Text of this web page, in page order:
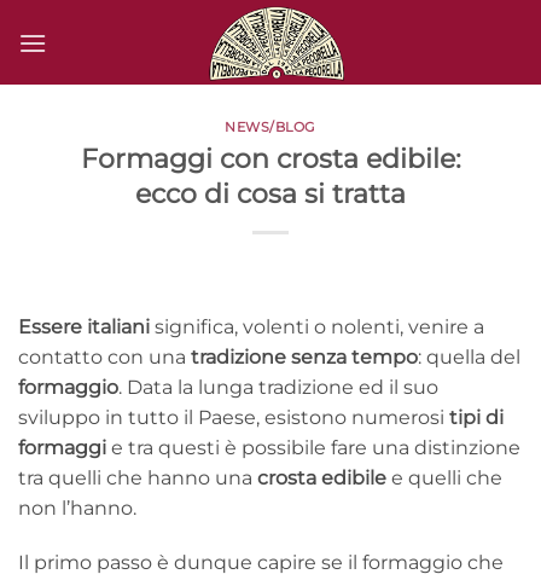
NEWS/BLOG
Formaggi con crosta edibile:
ecco di cosa si tratta
Essere italiani significa, volenti o nolenti, venire a
contatto con una tradizione senza tempo: quella del
formaggio. Data la lunga tradizione ed il suo
sviluppo in tutto il Paese, esistono numerosi tipi di
formaggi e tra questi è possibile fare una distinzione
tra quelli che hanno una crosta edibile e quelli che
non l’hanno.
Il primo passo è dunque capire se il formaggio che